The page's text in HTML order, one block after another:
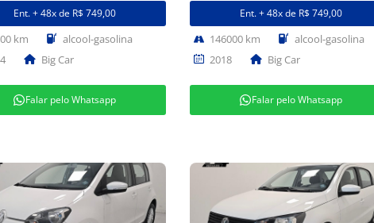
Ent. + 48x de R$ 749,00
km
alcool-gasolina
Big Car
Falar pelo Whatsapp
Ent. + 48x de R$ 749,00
146000 km
alcool-gasolina
2018
Big Car
Falar pelo Whatsapp